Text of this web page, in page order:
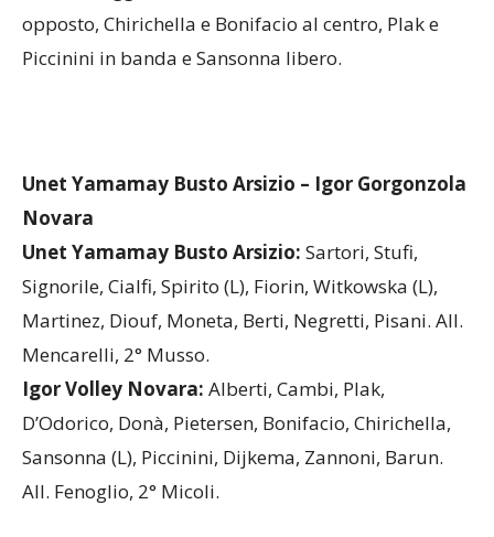
opposto, Chirichella e Bonifacio al centro, Plak e
Piccinini in banda e Sansonna libero.
Unet Yamamay Busto Arsizio – Igor Gorgonzola
Novara
Unet Yamamay Busto Arsizio: Sartori, Stufi,
Signorile, Cialfi, Spirito (L), Fiorin, Witkowska (L),
Martinez, Diouf, Moneta, Berti, Negretti, Pisani. All.
Mencarelli, 2° Musso.
Igor Volley Novara: Alberti, Cambi, Plak,
D’Odorico, Donà, Pietersen, Bonifacio, Chirichella,
Sansonna (L), Piccinini, Dijkema, Zannoni, Barun.
All. Fenoglio, 2° Micoli.